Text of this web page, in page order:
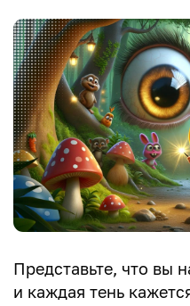
Представьте, что вы
и каждая тень